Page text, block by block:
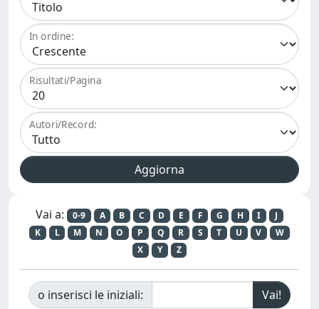
In ordine:
Risultati/Pagina
Autori/Record:
Vai a: 0-9 A B C D E F G H I
J
K
L M N O P Q R S T U V
W
X
Y Z
o inserisci le iniziali: